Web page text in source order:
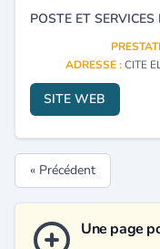
ADRESSE :CITE
SITE WEB
« Précédent
Une page